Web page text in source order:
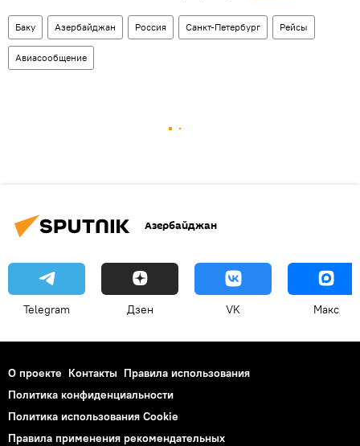
Баку Азербайджан Россия Санкт-Петербург Рейсы
Авиасообщение
Азербайджан
Telegram Дзен VK Макс
О проекте Контакты Правила использования
Политика конфиденциальности
Политика использования Cookie
Правила применения рекомендательных